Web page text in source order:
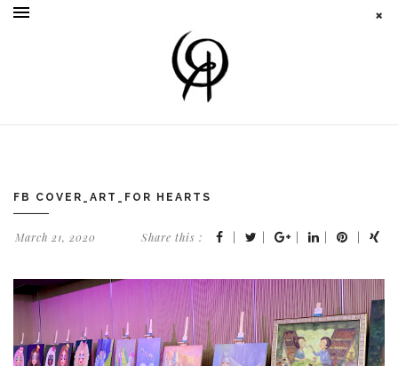
FB COVER_ART_FOR HEARTS
March 21, 2020 Share this :